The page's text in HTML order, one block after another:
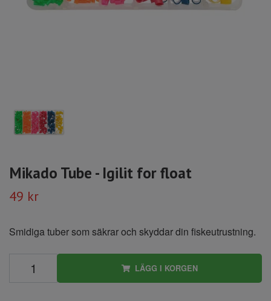
Mikado Tube - Igilit for float
49 kr
Smidiga tuber som säkrar och skyddar din fiskeutrustning.
LÄGG I KORGEN